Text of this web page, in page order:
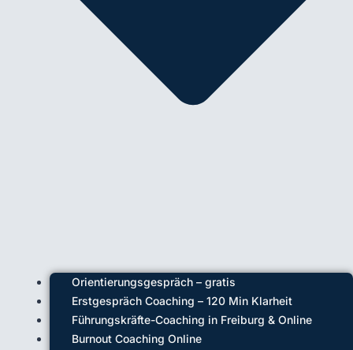
Orientierungsgespräch – gratis
Erstgespräch Coaching – 120 Min Klarheit
Führungskräfte-Coaching in Freiburg & Online
Burnout Coaching Online